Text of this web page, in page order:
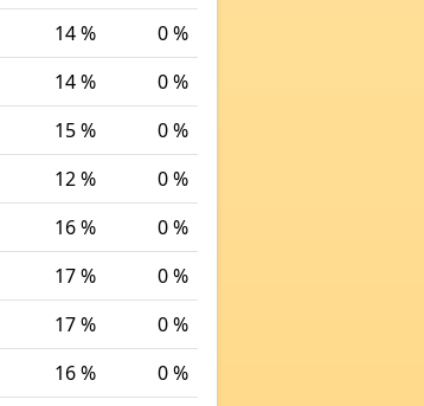
14 %
0 %
14 %
0 %
15 %
0 %
12 %
0 %
16 %
0 %
17 %
0 %
17 %
0 %
16 %
0 %